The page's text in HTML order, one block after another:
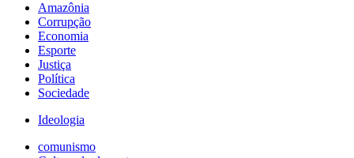
Amazônia
Corrupção
Economia
Esporte
Justiça
Política
Sociedade
Ideologia
comunismo